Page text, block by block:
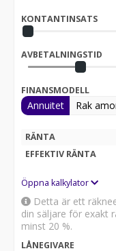
KONTANTINSATS
AVBETALNINGSTID
FINANSMODELL
Annuitet Rak
RÄNTA
EFFEKTIV RÄNTA
Öppna kalkylator
Detta är ett
din säljare för exakt
minst 20 %.
LÅNEGIVARE